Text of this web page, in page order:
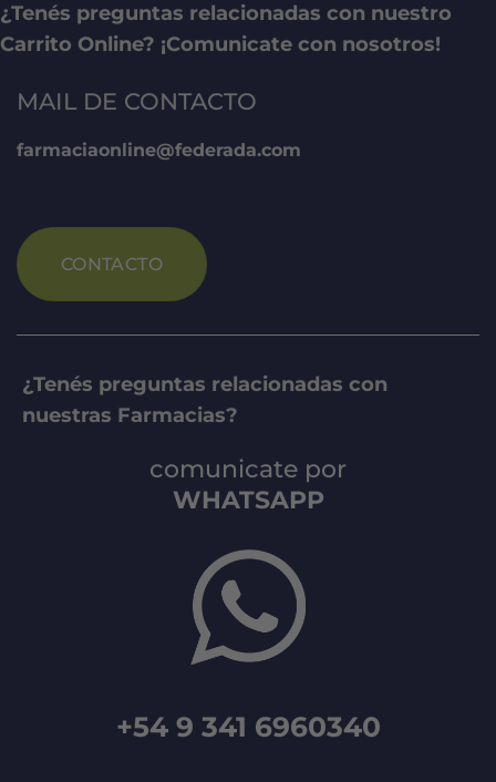
¿Tenés preguntas relacionadas con nuestro
Carrito Online? ¡Comunicate con nosotros!
MAIL DE CONTACTO
farmaciaonline@federada.com
CONTACTO
¿Tenés preguntas relacionadas con
nuestras Farmacias?
comunicate por
WHATSAPP
+54 9 341 6960340